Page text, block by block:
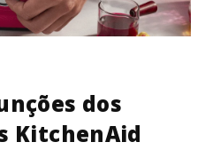
dos
KitchenAid